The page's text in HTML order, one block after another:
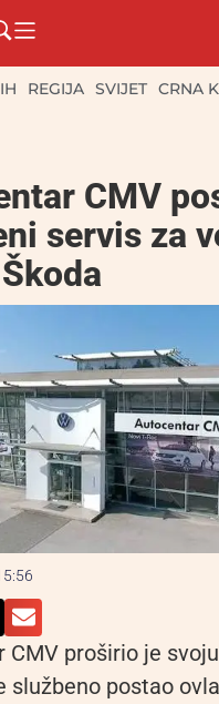
REGIJA SVIJET CRNA
CMV
servis za
CMV proširio je
službeno postao